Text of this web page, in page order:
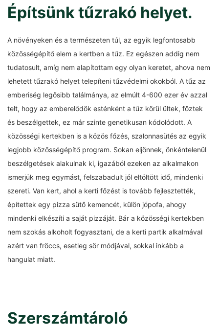
Építsünk tűzrakó helyet.
A növényeken és a természeten túl, az egyik legfontosabb
közösségépítő elem a kertben a tűz. Ez egészen addig nem
tudatosult, amíg nem alapítottam egy olyan keretet, ahova nem
lehetett tűzrakó helyet telepíteni tűzvédelmi okokból. A tűz az
emberiség legősibb találmánya, az elmúlt 4-600 ezer év azzal
telt, hogy az emberelődök esténként a tűz körül ültek, főztek
és beszélgettek, ez már szinte genetikusan kódolódott. A
közösségi kertekben is a közös főzés, szalonnasütés az egyik
legjobb közösségépítő program. Sokan eljönnek, önkéntelenül
beszélgetések alakulnak ki, igazából ezeken az alkalmakon
ismerjük meg egymást, felszabadult jól eltöltött idő, mindenki
szereti. Van kert, ahol a kerti főzést is tovább fejlesztették,
építettek egy pizza sütő kemencét, külön jópofa, ahogy
mindenki elkészíti a saját pizzáját. Bár a közösségi kertekben
nem szokás alkoholt fogyasztani, de a kerti partik alkalmával
azért van fröccs, esetleg sör módjával, sokkal inkább a
hangulat miatt.
Szerszámtároló